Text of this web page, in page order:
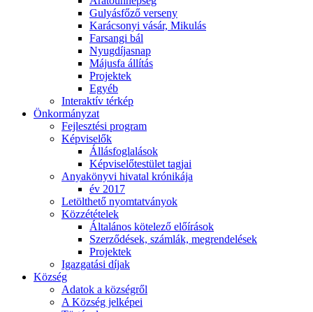
Gulyásfőző verseny
Karácsonyi vásár, Mikulás
Farsangi bál
Nyugdíjasnap
Májusfa állítás
Projektek
Egyéb
Interaktív térkép
Önkormányzat
Fejlesztési program
Képviselők
Állásfoglalások
Képviselőtestület tagjai
Anyakönyvi hivatal krónikája
év 2017
Letölthető nyomtatványok
Közzétételek
Általános kötelező előírások
Szerződések, számlák, megrendelések
Projektek
Igazgatási díjak
Község
Adatok a községről
A Község jelképei